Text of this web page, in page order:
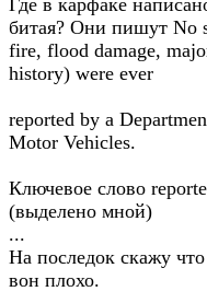
Где в карфаке
битая? Они пишут No
fire, flood damage,
history) were ever
reported by a
Motor Vehicles.
Ключевое слово
(выделено мной)
...
На последок скажу
вон плохо.